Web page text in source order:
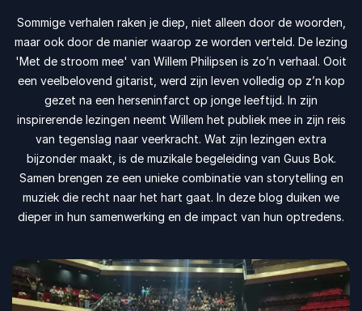
Sommige verhalen raken je diep, niet alleen door de woorden,
maar ook door de manier waarop ze worden verteld. De lezing
'Met de stroom mee' van Willem Philipsen is zo’n verhaal. Ooit
een veelbelovend gitarist, werd zijn leven volledig op z’n kop
gezet na een herseninfarct op jonge leeftijd. In zijn
inspirerende lezingen neemt Willem het publiek mee in zijn reis
van tegenslag naar veerkracht. Wat zijn lezingen extra
bijzonder maakt, is de muzikale begeleiding van Guus Bok.
Samen brengen ze een unieke combinatie van storytelling en
muziek die recht naar het hart gaat. In deze blog duiken we
dieper in hun samenwerking en de impact van hun optredens.